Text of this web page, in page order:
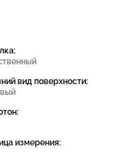
вид поверхности:
измерения: